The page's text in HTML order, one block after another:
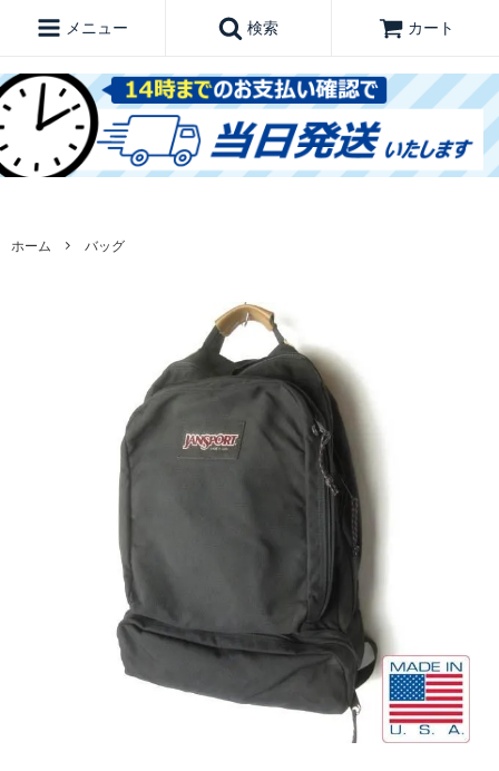
メニュー 検索 カート
ホーム バッグ